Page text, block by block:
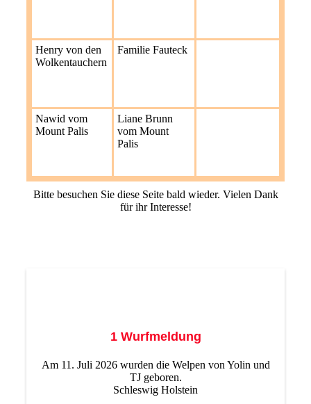
Henry von den
Wolkentauchern
Familie Fauteck
Nawid vom
Mount Palis
Liane Brunn
vom Mount
Palis
Bitte besuchen Sie diese Seite bald wieder. Vielen Dank
für ihr Interesse!
1 Wurfmeldung
Am 11. Juli 2026 wurden die Welpen von Yolin und
TJ geboren.
Schleswig Holstein